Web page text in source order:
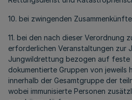
10. bei zwingenden
11. bei den nach dieser Verordnung
erforderlichen Veranstaltungen zur
Jungwildrettung bezogen auf feste
dokumentierte Gruppen von jeweils
innerhalb der Gesamtgruppe der
wobei immunisierte Personen